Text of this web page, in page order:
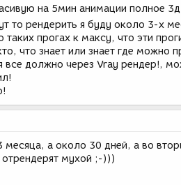
на 5мин анимации полное
то рендерить я буду около 3-х
прогах к максу, что эти
что знает или знает где можно
все должно через Vray рендер!,
месяца, а около 30 дней, а во
мухой ;-)))